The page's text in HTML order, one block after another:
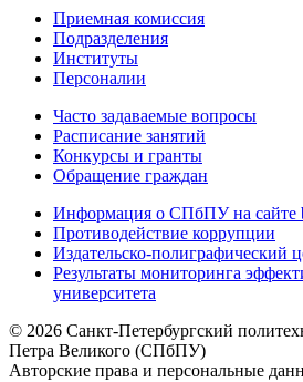
Приемная комиссия
Подразделения
Институты
Персоналии
Часто задаваемые вопросы
Расписание занятий
Конкурсы и гранты
Обращение граждан
Информация о СПбПУ на сайте
Противодействие коррупции
Издательско-полиграфический
Результаты мониторинга
университета
© 2026 Санкт-Петербургский
Петра Великого (СПбПУ)
Авторские права и персональные